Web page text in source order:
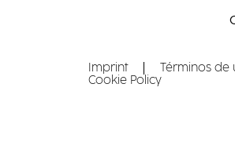
Imprint Términos de
Cookie Policy